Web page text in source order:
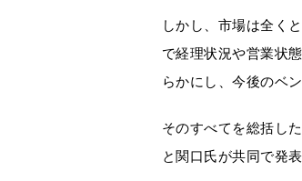
しかし、市場は全く
で経理状況や営業状
らかにし、今後のベ
そのすべてを総括し
と関口氏が共同で発